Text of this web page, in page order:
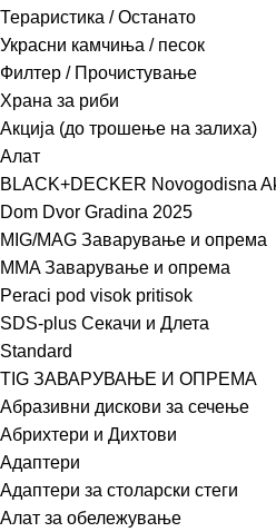
Тераристика / Останато
Украсни камчиња / песок
Филтер / Прочистување
Храна за риби
Акција (до трошење на залиха)
Алат
BLACK+DECKER Novogodisna
Dom Dvor Gradina 2025
MIG/MAG Заварување и опрема
MMA Заварување и опрема
Peraci pod visok pritisok
SDS-plus Секачи и Длета
Standard
TIG ЗАВАРУВАЊЕ И ОПРЕМА
Абразивни дискови за сечење
Абрихтери и Дихтови
Адаптери
Адаптери за столарски стеги
Алат за обележување